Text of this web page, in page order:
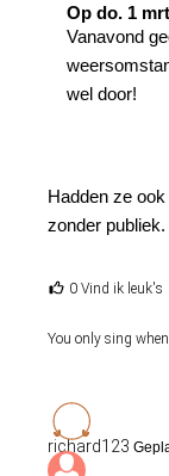
Op do. 1
Vanavond
wel door!
Hadden ze
zonder
0 Vind ik leuk's
You only sing
richard123